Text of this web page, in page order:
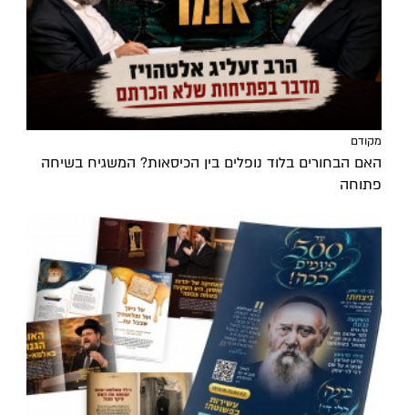
מקודם
האם הבחורים בלוד נופלים בין הכיסאות? המשגיח בשיחה
פתוחה